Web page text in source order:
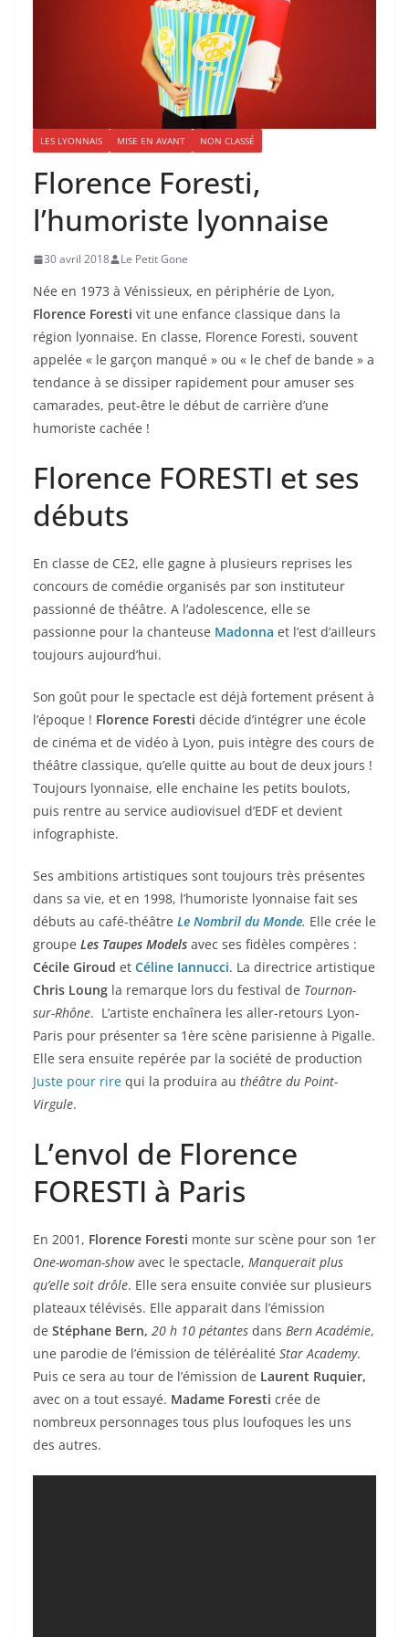
LES LYONNAIS MISE EN AVANT NON CLASSÉ
Florence Foresti,
l’humoriste lyonnaise
30 avril 2018 Le Petit Gone
Née en 1973 à Vénissieux, en périphérie de Lyon,
Florence Foresti vit une enfance classique dans la
région lyonnaise. En classe, Florence Foresti, souvent
appelée « le garçon manqué » ou « le chef de bande » a
tendance à se dissiper rapidement pour amuser ses
camarades, peut-être le début de carrière d’une
humoriste cachée !
Florence FORESTI et ses
débuts
En classe de CE2, elle gagne à plusieurs reprises les
concours de comé­die orga­ni­sés par son insti­tu­teur
passionné de théâtre. A l’adolescence, elle se
passionne pour la chanteuse Madonna et l’est d’ailleurs
toujours aujourd’hui.
Son goût pour le spectacle est déjà fortement présent à
l’époque ! Florence Foresti décide d’intégrer une école
de cinéma et de vidéo à Lyon, puis intègre des cours de
théâtre classique, qu’elle quitte au bout de deux jours !
Toujours lyonnaise, elle enchaine les petits boulots,
puis rentre au service audiovisuel d’EDF et devient
infographiste.
Ses ambitions artistiques sont toujours très présentes
dans sa vie, et en 1998, l’humoriste lyonnaise fait ses
débuts au café-théâtre Le Nombril du Monde. Elle crée le
groupe Les Taupes Models avec ses fidèles compères :
Cécile Giroud et Céline Iannucci. La directrice artistique
Chris Loung la remarque lors du festival de Tournon-
sur-Rhône. L’artiste enchaînera les aller-retours Lyon-
Paris pour présenter sa 1ère scène parisienne à Pigalle.
Elle sera ensuite repérée par la société de production
Juste pour rire qui la produira au théâtre du Point-
Virgule.
L’envol de Florence
FORESTI à Paris
En 2001, Florence Foresti monte sur scène pour son 1er
One-woman-showavec le spectacle, Manquerait plus
qu’elle soit drôle. Elle sera ensuite conviée sur plusieurs
plateaux télévisés. Elle apparait dans l’émission
de Stéphane Bern, 20 h 10 pétantes dans Bern Académie,
une parodie de l’émission de téléréalité Star Academy.
Puis ce sera au tour de l’émission de Laurent Ruquier,
avec on a tout essayé. Madame Foresti crée de
nombreux personnages tous plus loufoques les uns
des autres.